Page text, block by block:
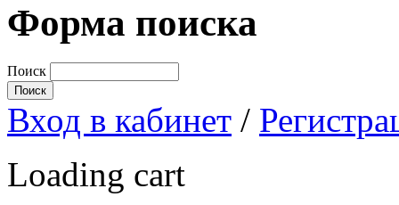
Форма поиска
Поиск
Вход в кабинет /
Loading cart